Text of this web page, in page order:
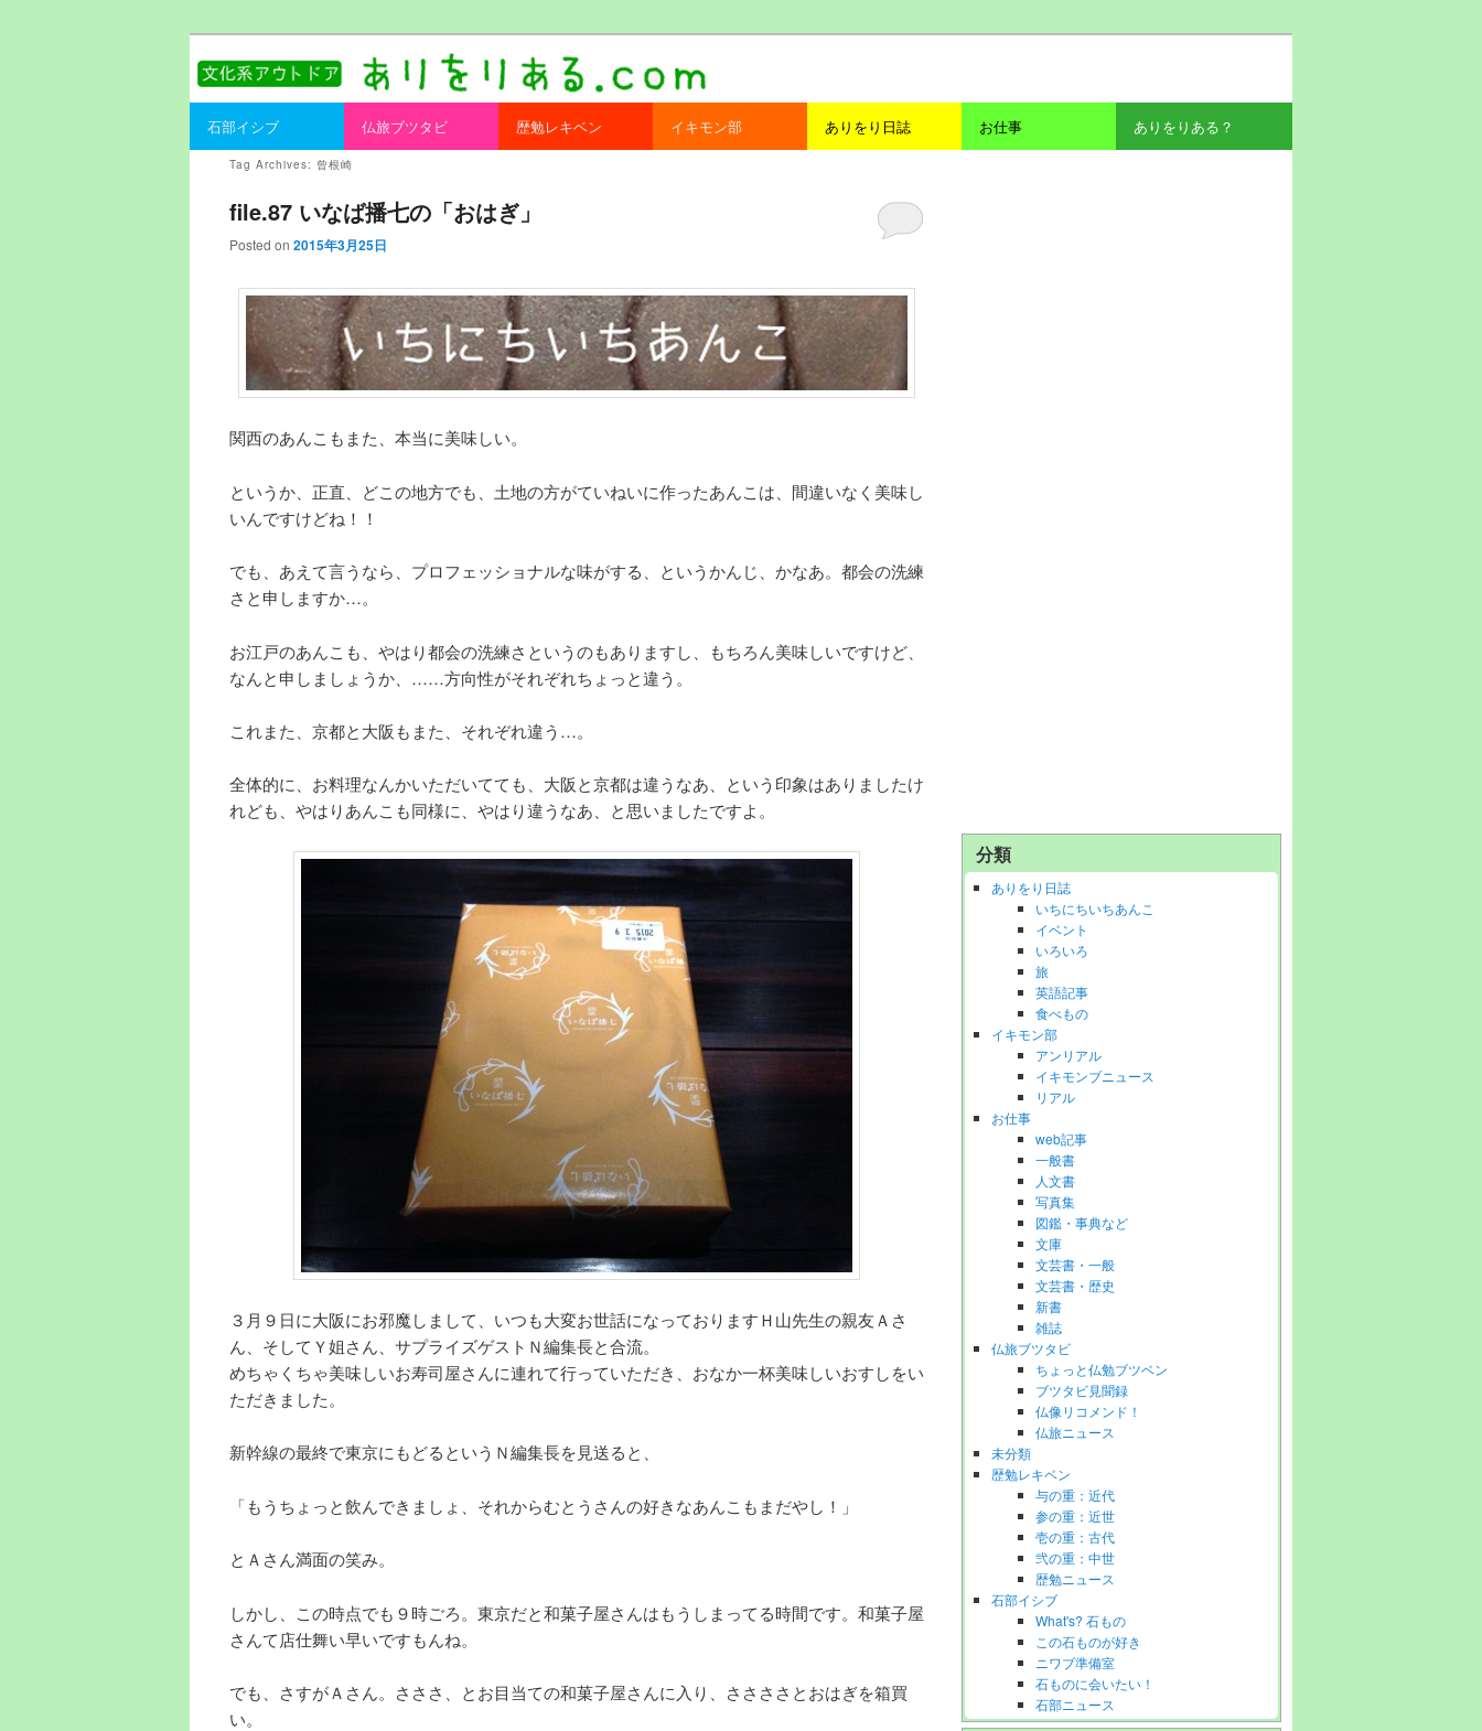
ありをりある.com
書を持ってそとへ出よう。
Main menu
Skip to primary content
Skip to secondary content
石部イシブ 仏旅ブツタビ 歴勉レキベン イキモン部 ありをり日誌 お仕事 ありをりある？
Tag Archives: 曾根崎
file.87 いなば播七の「おはぎ」
Posted on 2015年3月25日
関西のあんこもまた、本当に美味しい。
というか、正直、どこの地方でも、土地の方がていねいに作ったあんこは、間違いなく美味し
いんですけどね！！
でも、あえて言うなら、プロフェッショナルな味がする、というかんじ、かなあ。都会の洗練
さと申しますか…。
お江戸のあんこも、やはり都会の洗練さというのもありますし、もちろん美味しいですけど、
なんと申しましょうか、……方向性がそれぞれちょっと違う。
これまた、京都と大阪もまた、それぞれ違う…。
全体的に、お料理なんかいただいてても、大阪と京都は違うなあ、という印象はありましたけ
れども、やはりあんこも同様に、やはり違うなあ、と思いましたですよ。
３月９日に大阪にお邪魔しまして、いつも大変お世話になっておりますＨ山先生の親友Ａさ
ん、そしてＹ姐さん、サプライズゲストＮ編集長と合流。
めちゃくちゃ美味しいお寿司屋さんに連れて行っていただき、おなか一杯美味しいおすしをい
ただきました。
新幹線の最終で東京にもどるというＮ編集長を見送ると、
「もうちょっと飲んできましょ、それからむとうさんの好きなあんこもまだやし！」
とＡさん満面の笑み。
しかし、この時点でも９時ごろ。東京だと和菓子屋さんはもうしまってる時間です。和菓子屋
さんて店仕舞い早いですもんね。
でも、さすがＡさん。さささ、とお目当ての和菓子屋さんに入り、ささささとおはぎを箱買
い。
分類
ありをり日誌
いちにちいちあんこ
イベント
いろいろ
旅
英語記事
食べもの
イキモン部
アンリアル
イキモンブニュース
リアル
お仕事
web記事
一般書
人文書
写真集
図鑑・事典など
文庫
文芸書・一般
文芸書・歴史
新書
雑誌
仏旅ブツタビ
ちょっと仏勉ブツベン
ブツタビ見聞録
仏像リコメンド！
仏旅ニュース
未分類
歴勉レキベン
与の重：近代
参の重：近世
壱の重：古代
弐の重：中世
歴勉ニュース
石部イシブ
What's? 石もの
この石ものが好き
ニワブ準備室
石ものに会いたい！
石部ニュース